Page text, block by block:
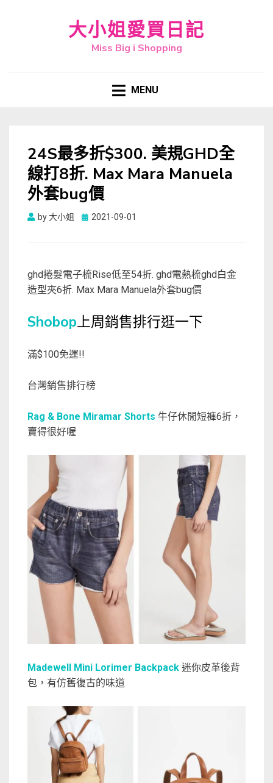
大小姐愛買日記
Miss Big i Shopping
MENU
24S最多折$300. 美規GHD全
線打8折. Max Mara Manuela
外套bug價
by大小姐
Posted
2021-09-01
ghd捲髮電子梳Rise低至54折. ghd電熱梳ghd白金
造型夾6折. Max Mara Manuela外套bug價
Shobop上周銷售排行逛一下
滿$100免運!!
台灣銷售排行榜
Rag & Bone Miramar Shorts 牛仔休閒短褲6折，
賣得很好喔
Madewell Mini Lorimer Backpack 迷你皮革後背
包，有仿舊復古的味道